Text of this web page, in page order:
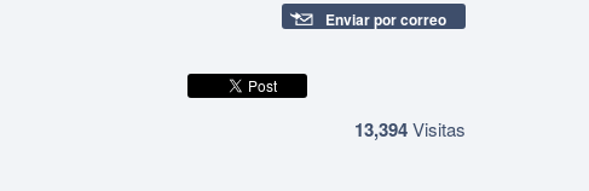
Enviar por correo
13,394Visitas